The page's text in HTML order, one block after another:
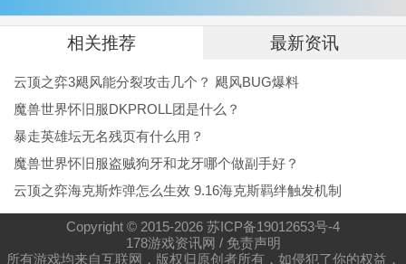
相关推荐 最新资讯
云顶之弈3飓风能分裂攻击几个？ 飓风BUG爆料
魔兽世界怀旧服DKPROLL团是什么？
暴走英雄坛无名残页有什么用？
魔兽世界怀旧服盗贼狗牙和龙牙哪个做副手好？
云顶之弈海克斯炸弹怎么生效 9.16海克斯羁绊触发机制
Copyright © 2015-2026 苏ICP备19012653号-4
178游戏资讯网 / 免责声明
所有游戏均来自互联网，版权归原创者所有，如侵犯了你的权益，